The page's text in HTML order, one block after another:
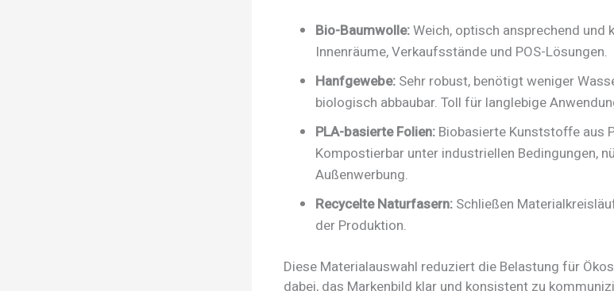
Bio-Baumwolle:Weich, optisch ansprechend und
Innenräume, Verkaufsstände und POS-Lösungen.
Hanfgewebe: Sehr robust, benötigt weniger
biologisch abbaubar. Toll für langlebige
PLA-basierte Folien: Biobasierte Kunststoffe aus
Kompostierbar unter industriellen Bedingungen,
Außenwerbung.
Recycelte Naturfasern: Schließen
der Produktion.
Diese Materialauswahl reduziert die Belastung für
dabei, das Markenbild klar und konsistent zu